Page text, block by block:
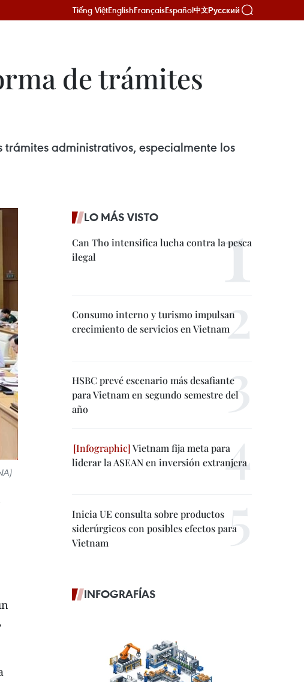
Tiếng ViệtEnglishFrançaisEspañol中文Русский
de trámites
administrativos, especialmente los
LO MÁS VISTO
Can Tho intensifica lucha contra la pesca
ilegal
Consumo interno y turismo impulsan
crecimiento de servicios en Vietnam
HSBC prevé escenario más desafiante
para Vietnam en segundo semestre del
año
Vietnam fija meta para
liderar la ASEAN en inversión extranjera
Inicia UE consulta sobre productos
siderúrgicos con posibles efectos para
Vietnam
INFOGRAFÍAS